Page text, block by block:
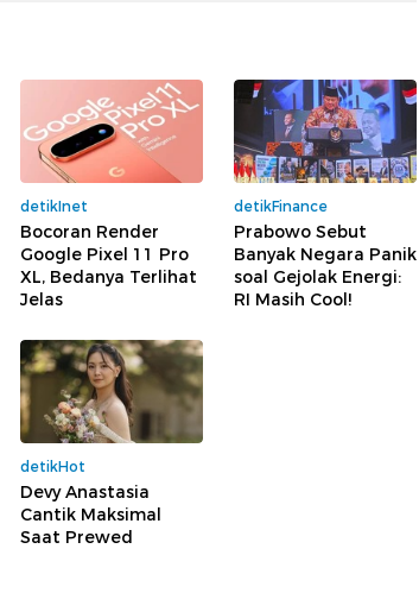
detikInet
Bocoran Render
Google Pixel 11 Pro
XL, Bedanya Terlihat
Jelas
detikFinance
Prabowo Sebut
Banyak Negara Panik
soal Gejolak Energi:
RI Masih Cool!
detikHot
Devy Anastasia
Cantik Maksimal
Saat Prewed